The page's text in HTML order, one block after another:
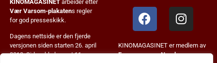
KINOMAGASINET arbeider etter
Vær Varsom-plakatens regler
for god presseskikk.
Dagens nettside er den fjerde
versjonen siden starten 26. april
2013. Siden ble lansert 11.
KINOMAGASINET er medlem av
FagpressenogNorsk